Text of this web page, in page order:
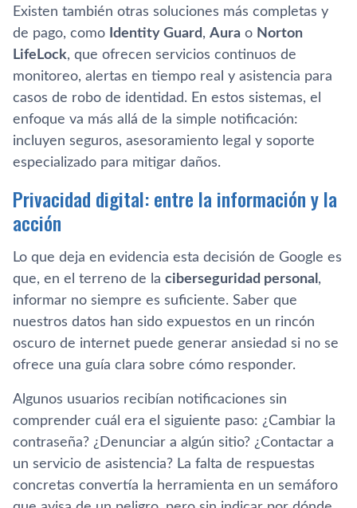
Existen también otras soluciones más completas y
de pago, como Identity Guard, Aura o Norton
LifeLock, que ofrecen servicios continuos de
monitoreo, alertas en tiempo real y asistencia para
casos de robo de identidad. En estos sistemas, el
enfoque va más allá de la simple notificación:
incluyen seguros, asesoramiento legal y soporte
especializado para mitigar daños.
Privacidad digital: entre la información y la
acción
Lo que deja en evidencia esta decisión de Google es
que, en el terreno de la ciberseguridad personal ,
informar no siempre es suficiente. Saber que
nuestros datos han sido expuestos en un rincón
oscuro de internet puede generar ansiedad si no se
ofrece una guía clara sobre cómo responder.
Algunos usuarios recibían notificaciones sin
comprender cuál era el siguiente paso: ¿Cambiar la
contraseña? ¿Denunciar a algún sitio? ¿Contactar a
un servicio de asistencia? La falta de respuestas
concretas convertía la herramienta en un semáforo